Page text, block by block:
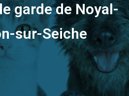
garde de Noyal-
sur-Seiche